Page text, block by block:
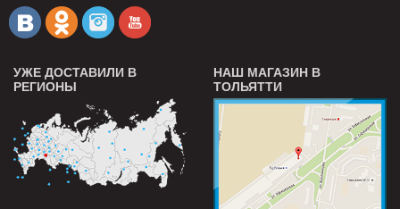
УЖЕ ДОСТАВИЛИ В
РЕГИОНЫ
НАШ МАГАЗИН В
ТОЛЬЯТТИ